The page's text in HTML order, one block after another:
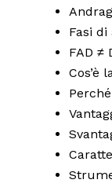
Fasi
FAD ≠
Cos’è